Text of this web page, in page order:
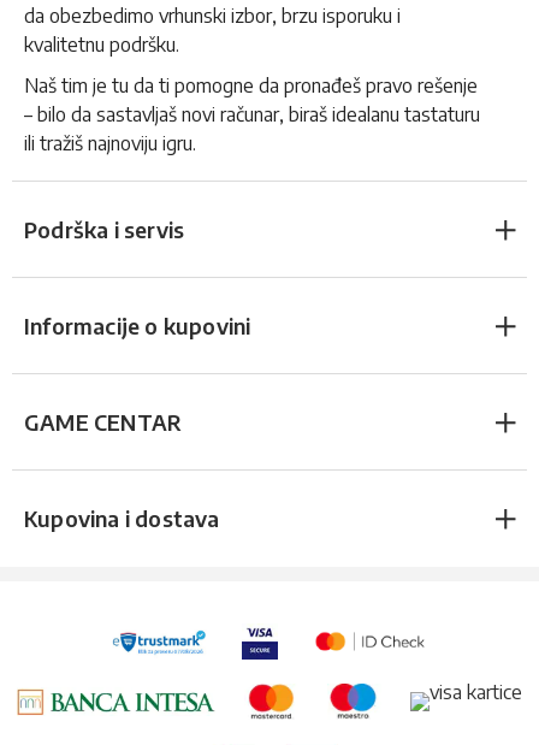
da obezbedimo vrhunski izbor, brzu isporuku i
kvalitetnu podršku.
Naš tim je tu da ti pomogne da pronađeš pravo rešenje
– bilo da sastavljaš novi računar, biraš idealanu tastaturu
ili tražiš najnoviju igru.
Podrška i servis
Informacije o kupovini
GAME CENTAR
Kupovina i dostava